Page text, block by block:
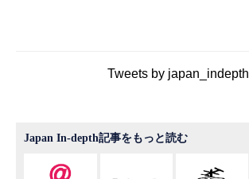
Tweets by japan_indepth
Japan In-depth記事をもっと読む